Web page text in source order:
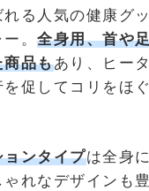
る人気の健康グ
。 全身用、首や
商品もあり、ヒー
促してコリをほ
ョンタイプは全身
れなデザインも豊